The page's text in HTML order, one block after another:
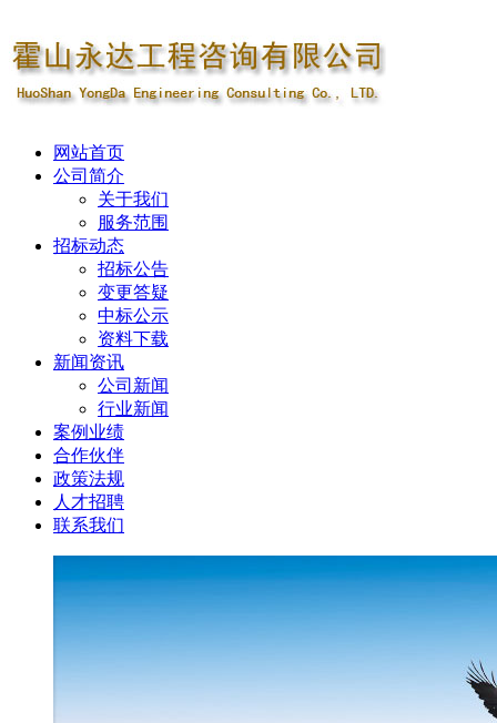
网站首页
公司简介
关于我们
服务范围
招标动态
招标公告
变更答疑
中标公示
资料下载
新闻资讯
公司新闻
行业新闻
案例业绩
合作伙伴
政策法规
人才招聘
联系我们